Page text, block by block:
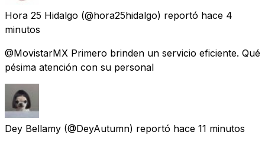
Hora 25 Hidalgo (@hora25hidalgo) reportó hace 4
minutos
@MovistarMX Primero brinden un servicio eficiente. Qué
pésima atención con su personal
Dey Bellamy (@DeyAutumn) reportó hace 11 minutos